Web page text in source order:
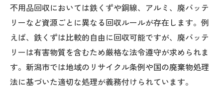
不用品回収においては鉄くずや銅線、アルミ、廃バッテ
リーなど資源ごとに異なる回収ルールが存在します。例
えば、鉄くずは比較的自由に回収可能ですが、廃バッテ
リーは有害物質を含むため厳格な法令遵守が求められま
す。新潟市では地域のリサイクル条例や国の廃棄物処理
法に基づいた適切な処理が義務付けられています。